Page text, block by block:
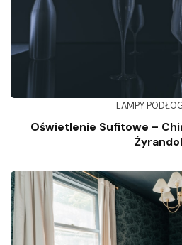
LAMPY
Oświetlenie Sufitowe –
Żyrandol